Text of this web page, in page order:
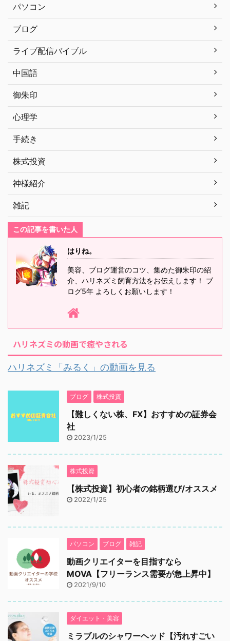
パソコン
ブログ
ライブ配信バイブル
中国語
御朱印
心理学
手続き
株式投資
神様紹介
雑記
この記事を書いた人
はりね。
美容、ブログ運営のコツ、集めた御朱印の紹
介、ハリネズミ飼育方法をお伝えします！ ブ
ログ5年 よろしくお願いします！
ハリネズミの動画で癒やされる
ハリネズミ「みるく」の動画を見る
ブログ 株式投資
【難しくない株、FX】おすすめの証券会
社
2023/1/25
株式投資
【株式投資】初心者の銘柄選び/オススメ
2022/1/25
パソコン ブログ 雑記
動画クリエイターを目指すなら
MOVA【フリーランス需要が急上昇中】
2021/9/10
ダイエット・美容
ミラブルのシャワーヘッド【汚れすごい